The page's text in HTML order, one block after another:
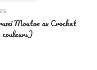
Mouton au Crochet
couleurs)